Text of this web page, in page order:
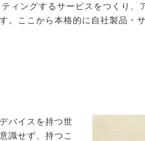
ィングするサービスをつくり
。ここから本格的に自社製品・
バイスを持つ世
識せず、持つこ